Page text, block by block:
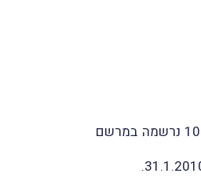
. ביום 10.3.2009 נרשמה במרשם